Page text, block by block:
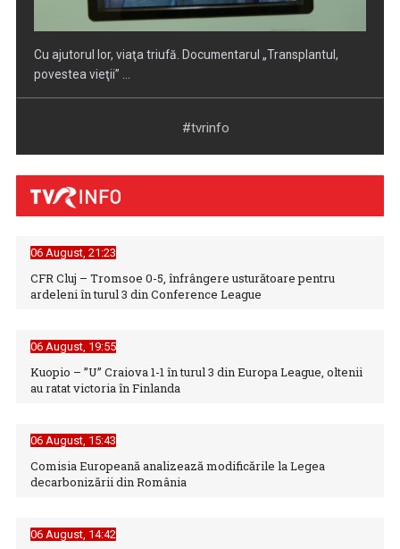
APADOR-CH a câștigat procesul cu Guvernul pentru
comunicarea hotărârilor de ...
privind ...
#tvrinfo
06 August, 21:23
CFR Cluj – Tromsoe 0-5, înfrângere usturătoare pentru
ardeleni în turul 3 din Conference League
06 August, 19:55
Kuopio – ”U” Craiova 1-1 în turul 3 din Europa League, oltenii
au ratat victoria în Finlanda
06 August, 15:43
Comisia Europeană analizează modificările la Legea
decarbonizării din România
06 August, 14:42